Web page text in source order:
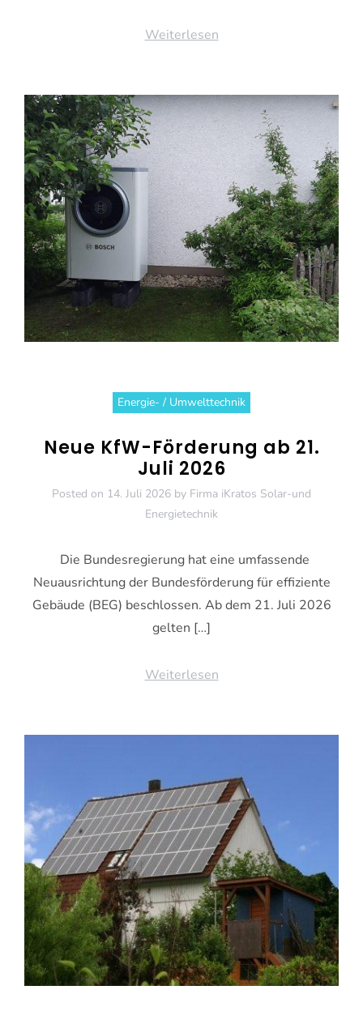
Weiterlesen
Energie- / Umwelttechnik
Neue KfW-Förderung ab 21.
Juli 2026
Posted on 14. Juli 2026 by Firma iKratos Solar-und
Energietechnik
Die Bundesregierung hat eine umfassende
Neuausrichtung der Bundesförderung für effiziente
Gebäude (BEG) beschlossen. Ab dem 21. Juli 2026
gelten […]
Weiterlesen